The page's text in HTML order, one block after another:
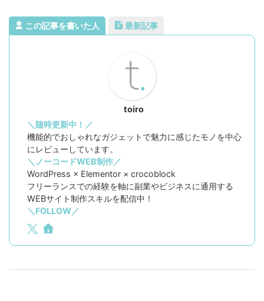
この記事を書いた人 最新記事
toiro
＼随時更新中！／
機能的でおしゃれなガジェットで魅力に感じたモノを中心
にレビューしています。
＼ノーコードWEB制作／
WordPress × Elementor × crocoblock
フリーランスでの経験を軸に副業やビジネスに通用する
WEBサイト制作スキルを配信中！
＼FOLLOW／